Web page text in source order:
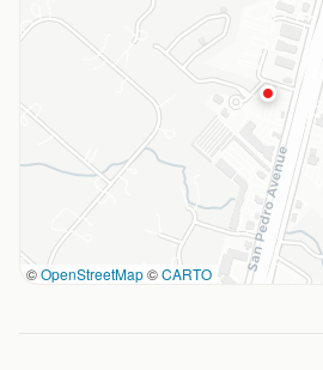
©OpenStreetMap©CARTO